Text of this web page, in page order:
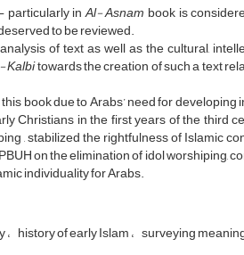
particularly inAl- Asnam book is
to be reviewed.
of text as well as the cultural,
Kalbitowards the creation of such a text
book due to Arabs’ need for
Christians in the first years of the third
, stabilized the rightfulness of Islamic
on the elimination of idol worshiping,
individuality for Arabs.
history of early Islam surveying